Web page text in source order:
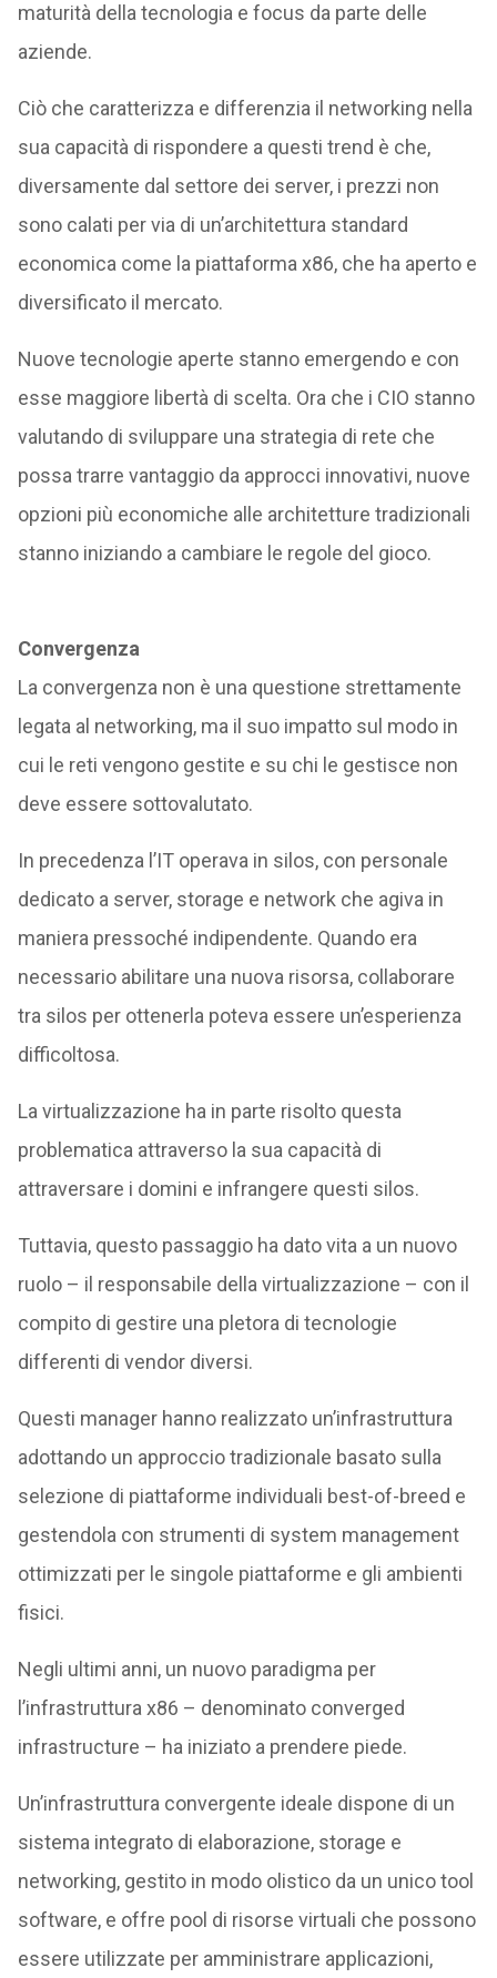
maturità della tecnologia e focus da parte delle
aziende.
Ciò che caratterizza e differenzia il networking nella
sua capacità di rispondere a questi trend è che,
diversamente dal settore dei server, i prezzi non
sono calati per via di un’architettura standard
economica come la piattaforma x86, che ha aperto e
diversificato il mercato.
Nuove tecnologie aperte stanno emergendo e con
esse maggiore libertà di scelta. Ora che i CIO stanno
valutando di sviluppare una strategia di rete che
possa trarre vantaggio da approcci innovativi, nuove
opzioni più economiche alle architetture tradizionali
stanno iniziando a cambiare le regole del gioco.
Convergenza
La convergenza non è una questione strettamente
legata al networking, ma il suo impatto sul modo in
cui le reti vengono gestite e su chi le gestisce non
deve essere sottovalutato.
In precedenza l’IT operava in silos, con personale
dedicato a server, storage e network che agiva in
maniera pressoché indipendente. Quando era
necessario abilitare una nuova risorsa, collaborare
tra silos per ottenerla poteva essere un’esperienza
difficoltosa.
La virtualizzazione ha in parte risolto questa
problematica attraverso la sua capacità di
attraversare i domini e infrangere questi silos.
Tuttavia, questo passaggio ha dato vita a un nuovo
ruolo – il responsabile della virtualizzazione – con il
compito di gestire una pletora di tecnologie
differenti di vendor diversi.
Questi manager hanno realizzato un’infrastruttura
adottando un approccio tradizionale basato sulla
selezione di piattaforme individuali best-of-breed e
gestendola con strumenti di system management
ottimizzati per le singole piattaforme e gli ambienti
fisici.
Negli ultimi anni, un nuovo paradigma per
l’infrastruttura x86 – denominato converged
infrastructure – ha iniziato a prendere piede.
Un’infrastruttura convergente ideale dispone di un
sistema integrato di elaborazione, storage e
networking, gestito in modo olistico da un unico tool
software, e offre pool di risorse virtuali che possono
essere utilizzate per amministrare applicazioni,